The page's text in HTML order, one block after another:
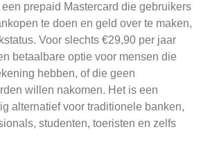
prepaid Mastercard die gebruikers
te doen en geld over te maken,
Voor slechts €29,90 per jaar
betaalbare optie voor mensen die
hebben, of die geen
willen nakomen. Het is een
alternatief voor traditionele banken,
studenten, toeristen en zelfs